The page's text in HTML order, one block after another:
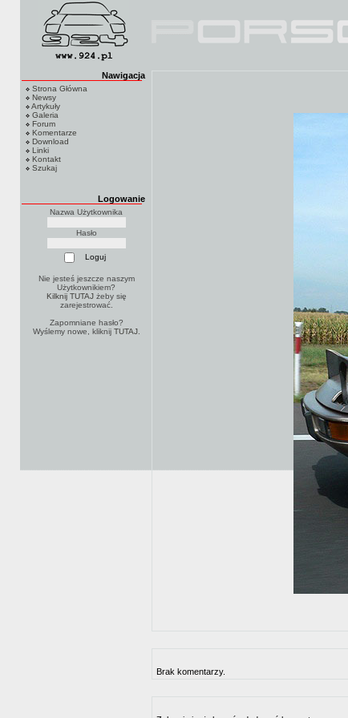
Nawigacja
Strona Główna
Newsy
Artykuły
Galeria
Forum
Komentarze
Download
Linki
Kontakt
Szukaj
Logowanie
Nazwa Użytkownika
Hasło
Nie jesteś jeszcze naszym
Użytkownikiem?
Kilknij TUTAJżeby się
zarejestrować.
Zapomniane hasło?
Wyślemy nowe, kliknij TUTAJ.
Brak komentarzy.